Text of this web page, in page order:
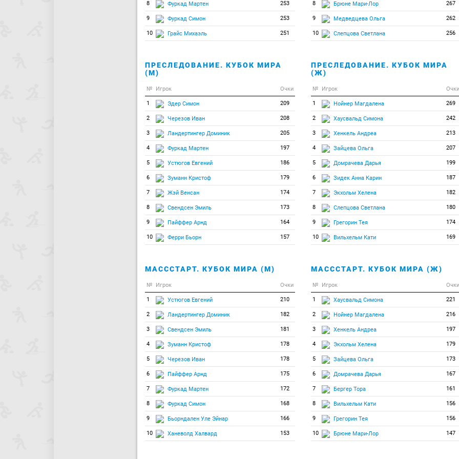
8 Фуркад Мартен 253
9 Фуркад Симон 253
10 Грайс Михаэль 251
ПРЕСЛЕДОВАНИЕ. КУБОК МИРА
(М)
№ Игрок Очки
1 Эдер Симон 209
2 Черезов Иван 208
3 Ландертингер Доминик 205
4 Фуркад Мартен 197
5 Устюгов Евгений 186
6 Зуманн Кристоф 179
7 Жэй Венсан 174
8 Свендсен Эмиль 173
9 Пайффер Арнд 164
10 Ферри Бьорн 157
МАСССТАРТ. КУБОК МИРА (М)
№ Игрок Очки
1 Устюгов Евгений 210
2 Ландертингер Доминик 182
3 Свендсен Эмиль 181
4 Зуманн Кристоф 178
5 Черезов Иван 178
6 Пайффер Арнд 175
7 Фуркад Мартен 172
8 Фуркад Симон 168
9 Бьорндален Уле Эйнар 166
10 Ханеволд Халвард 153
8 Брюне Мари-Лор 267
9 Медведцева Ольга 262
10 Слепцова Светлана 256
ПРЕСЛЕДОВАНИЕ. КУБОК МИРА
(Ж)
№ Игрок Очки
1 Нойнер Магдалена 269
2 Хаусвальд Симона 242
3 Хенкель Андреа 213
4 Зайцева Ольга 207
5 Домрачева Дарья 199
6 Зидек Анна Карин 187
7 Экхольм Хелена 182
8 Слепцова Светлана 180
9 Грегорин Тея 174
10 Вильхельм Кати 169
МАСССТАРТ. КУБОК МИРА (Ж)
№ Игрок Очки
1 Хаусвальд Симона 221
2 Нойнер Магдалена 216
3 Хенкель Андреа 197
4 Экхольм Хелена 179
5 Зайцева Ольга 173
6 Домрачева Дарья 167
7 Бергер Тора 161
8 Вильхельм Кати 156
9 Грегорин Тея 156
10 Брюне Мари-Лор 147